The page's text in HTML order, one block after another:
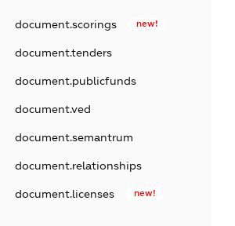
document.scorings new!
document.tenders
document.publicfunds
document.ved
document.semantrum
document.relationships
document.licenses new!